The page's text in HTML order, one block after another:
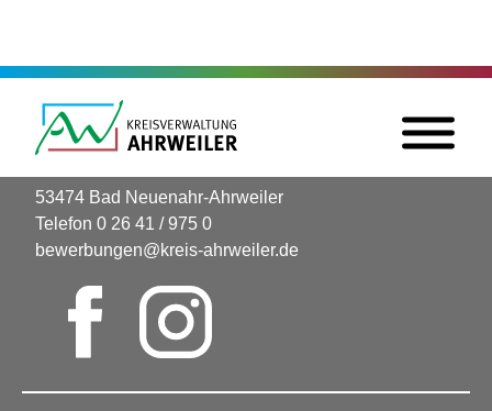
KREISVERWALTUNG AHRWEILER
53474 Bad Neuenahr-Ahrweiler
Telefon 0 26 41 / 975 0
bewerbungen@kreis-ahrweiler.de